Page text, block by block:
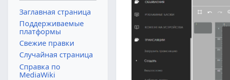
Заглавная страница
Поддерживаемые
платформы
Свежие правки
Случайная страница
Справка по
MediaWiki